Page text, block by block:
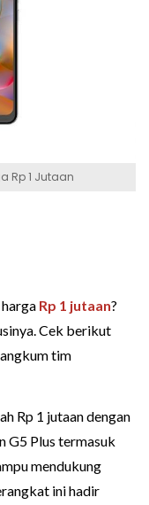
Rp 1 Jutaan
Rp 1 jutaan?
Cek berikut
tim
Rp 1 jutaan dengan
G5 Plus termasuk
mendukung
ini hadir